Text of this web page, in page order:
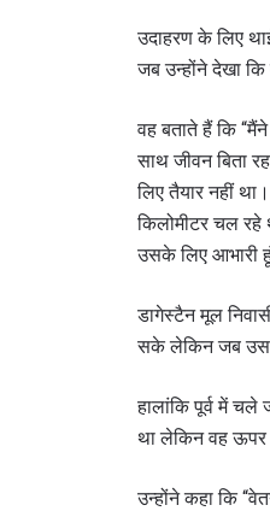
उदाहरण के लिए
जब उन्होंने देखा
वह बताते हैं कि
साथ जीवन बिता
लिए तैयार नहीं
किलोमीटर चल
उसके लिए आभारी
डागेस्टैन मूल
सके लेकिन जब उसने
हालांकि पूर्व में
था लेकिन वह ऊपर
उन्होंने कहा कि